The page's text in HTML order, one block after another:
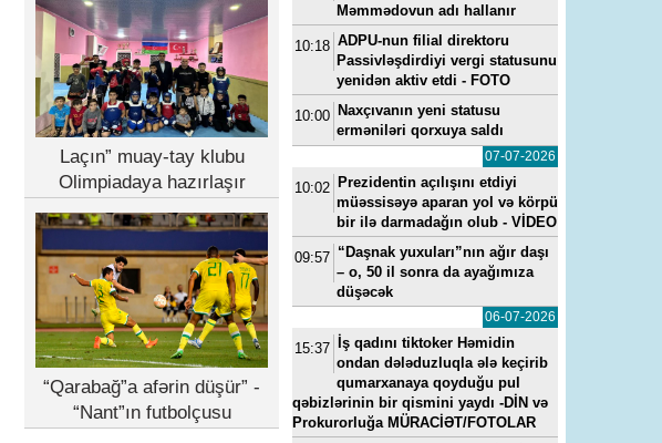
Laçın” muay-tay klubu
Olimpiadaya hazırlaşır
“Qarabağ”a afərin düşür” -
“Nant”ın futbolçusu
Məmmədovun adı hallanır
10:18 ADPU-nun filial direktoru
Passivləşdirdiyi vergi statusunu
yenidən aktiv etdi - FOTO
10:00 Naxçıvanın yeni statusu
erməniləri qorxuya saldı
07-07-2026
10:02 Prezidentin açılışını etdiyi
müəssisəyə aparan yol və körpü
bir ilə darmadağın olub - VİDEO
09:57 “Daşnak yuxuları”nın ağır daşı
– o, 50 il sonra da ayağımıza
düşəcək
06-07-2026
15:37
İş qadını tiktoker Həmidin
ondan dələduzluqla ələ keçirib
qumarxanaya qoyduğu pul
qəbizlərinin bir qismini yaydı -DİN və
Prokurorluğa MÜRACİƏT/FOTOLAR